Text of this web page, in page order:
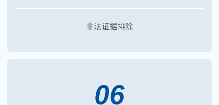
非法证据排除
06